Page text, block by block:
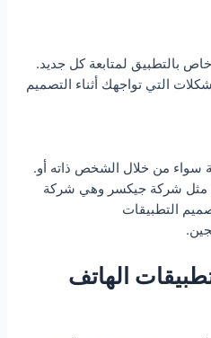
.يجب أن يكون هناك فريق عمل خاص بالتطبيق لمتابعة كل جديد
التي تواجهك أثناء التصميم
.يتم إنشاء التطبيق بطرق مختلفة سواء من خلال الشخص ذاته أو
مثل شركة جيكسر وهي شركة
التطبيقات
الهاتف